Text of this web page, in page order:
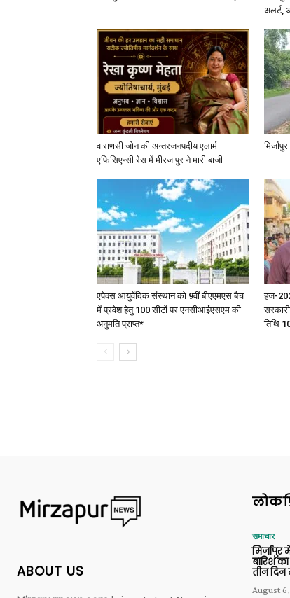
अलर्ट,
वाराणसी जोन की अन्तरजनपदीय एलार्म
एफिसिएन्सी रेस में मीरजापुर ने मारी बाजी
एपेक्स आयुर्वेदिक संस्थान को 9वीं बीएएमएस बैच
में प्रवेश हेतु 100 सीटों पर एनसीआईएसएम की
अनुमति प्राप्त*
हज-
तिथि
ABOUT US
समाचार
मिर्जापुर
बारिश
तीन दिन
August